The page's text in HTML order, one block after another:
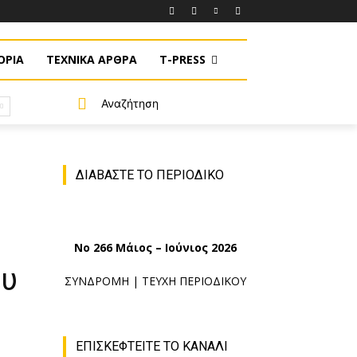
ΤΕΧΝΙΚΑ ΑΡΘΡΑ T-PRESS
Αναζήτηση
ΔΙΑΒΑΣΤΕ ΤΟ ΠΕΡΙΟΔΙΚΟ
No 266 Μάιος – Ιούνιος 2026
ΣΥΝΔΡΟΜΗ | ΤΕΥΧΗ ΠΕΡΙΟΔΙΚΟΥ
ΕΠΙΣΚΕΦΤΕΙΤΕ ΤΟ ΚΑΝΑΛΙ